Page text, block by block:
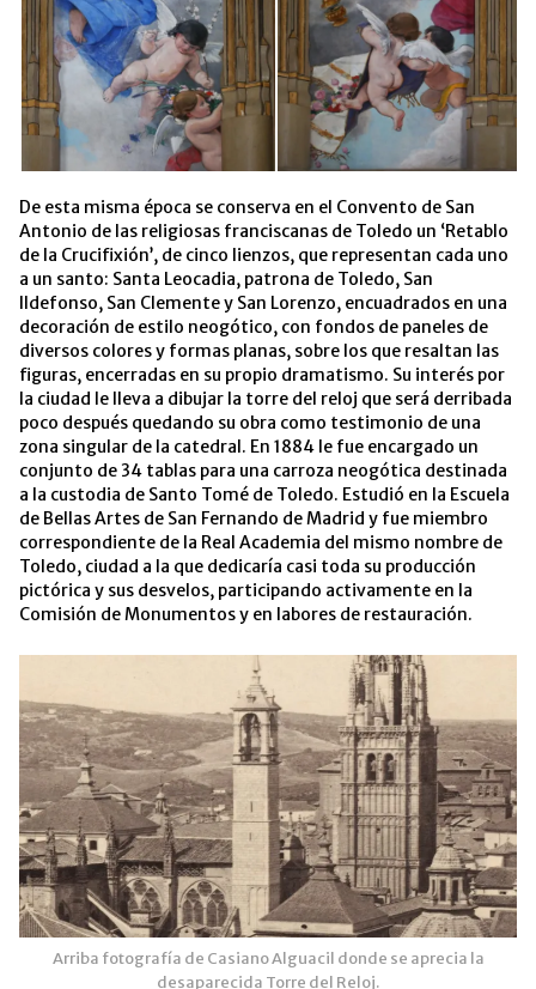
De esta misma época se conserva en el Convento de San
Antonio de las religiosas franciscanas de Toledo un ‘Retablo
de la Crucifixión’, de cinco lienzos, que representan cada uno
a un santo: Santa Leocadia, patrona de Toledo, San
Ildefonso, San Clemente y San Lorenzo, encuadrados en una
decoración de estilo neogótico, con fondos de paneles de
diversos colores y formas planas, sobre los que resaltan las
figuras, encerradas en su propio dramatismo. Su interés por
la ciudad le lleva a dibujar la torre del reloj que será derribada
poco después quedando su obra como testimonio de una
zona singular de la catedral. En 1884 le fue encargado un
conjunto de 34 tablas para una carroza neogótica destinada
a la custodia de Santo Tomé de Toledo. Estudió en la Escuela
de Bellas Artes de San Fernando de Madrid y fue miembro
correspondiente de la Real Academia del mismo nombre de
Toledo, ciudad a la que dedicaría casi toda su producción
pictórica y sus desvelos, participando activamente en la
Comisión de Monumentos y en labores de restauración.
Arriba fotografía de Casiano Alguacil donde se aprecia la
desaparecida Torre del Reloj.